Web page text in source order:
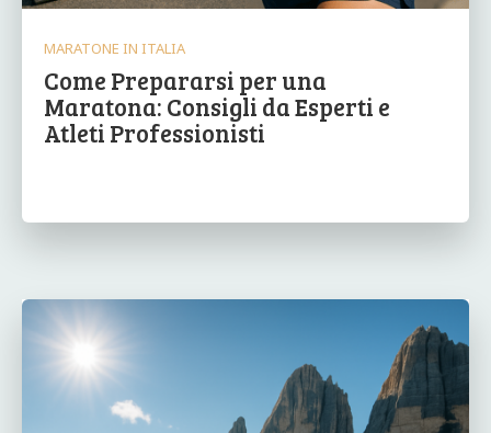
MARATONE IN ITALIA
Come Prepararsi per una
Maratona: Consigli da Esperti e
Atleti Professionisti